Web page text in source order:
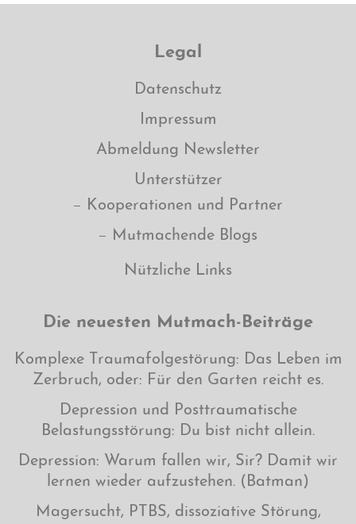
Legal
Datenschutz
Impressum
Abmeldung Newsletter
Unterstützer
Kooperationen und Partner
Mutmachende Blogs
Nützliche Links
Die neuesten Mutmach-Beiträge
Komplexe Traumafolgestörung: Das Leben im
Zerbruch, oder: Für den Garten reicht es.
Depression und Posttraumatische
Belastungsstörung: Du bist nicht allein.
Depression: Warum fallen wir, Sir? Damit wir
lernen wieder aufzustehen. (Batman)
Magersucht, PTBS, dissoziative Störung,